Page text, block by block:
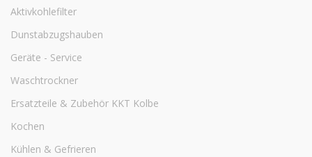
Aktivkohlefilter
Dunstabzugshauben
Geräte - Service
Waschtrockner
Ersatzteile & Zubehör KKT Kolbe
Kochen
Kühlen & Gefrieren